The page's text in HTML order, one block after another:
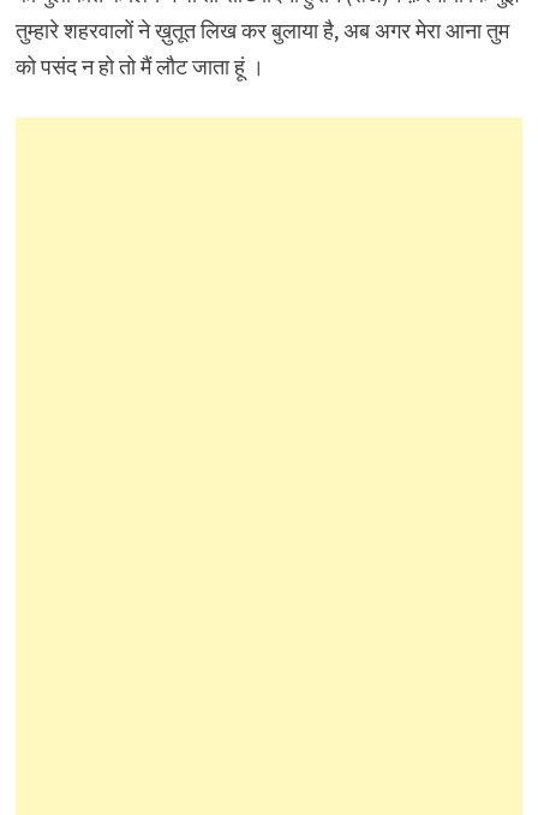
तुम्हारे शहरवालों ने ख़ुतूत लिख कर बुलाया है, अब अगर मेरा आना तुम
को पसंद न हो तो मैं लौट जाता हूं ।